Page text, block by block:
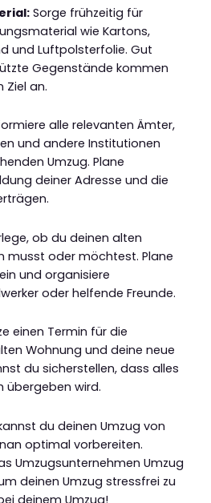
Sorge frühzeitig für
wie Kartons,
und Luftpolsterfolie. Gut
Gegenstände kommen
Ziel an.
alle relevanten Ämter,
und andere Institutionen
Umzug. Plane
deiner Adresse und die
ob du deinen alten
musst oder möchtest. Plane
und organisiere
oder helfende Freunde.
einen Termin für die
Wohnung und deine neue
du sicherstellen, dass alles
übergeben wird.
du deinen Umzug von
optimal vorbereiten.
Umzugsunternehmen Umzug
deinen Umzug stressfrei zu
deinem Umzug!